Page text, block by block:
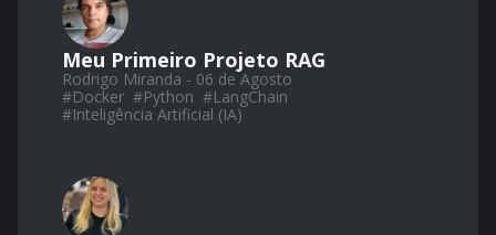
Meu Primeiro Projeto RAG
Rodrigo Miranda - 06 de Agosto
#Docker #Python #LangChain
#Inteligência Artificial (IA)